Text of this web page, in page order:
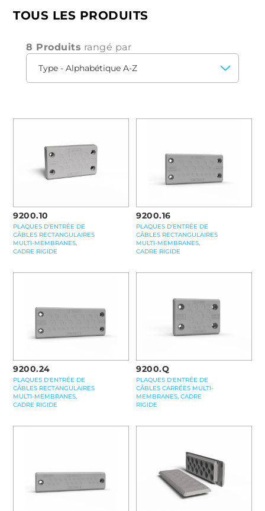
TOUS LES PRODUITS
8 Produits rangé par
9200.10
PLAQUES D'ENTRÉE DE
CÂBLES RECTANGULAIRES
MULTI-MEMBRANES,
CADRE RIGIDE
9200.16
PLAQUES D'ENTRÉE DE
CÂBLES RECTANGULAIRES
MULTI-MEMBRANES,
CADRE RIGIDE
9200.24
PLAQUES D'ENTRÉE DE
CÂBLES RECTANGULAIRES
MULTI-MEMBRANES,
CADRE RIGIDE
9200.Q
PLAQUES D'ENTRÉE DE
CÂBLES CARRÉES MULTI-
MEMBRANES, CADRE
RIGIDE